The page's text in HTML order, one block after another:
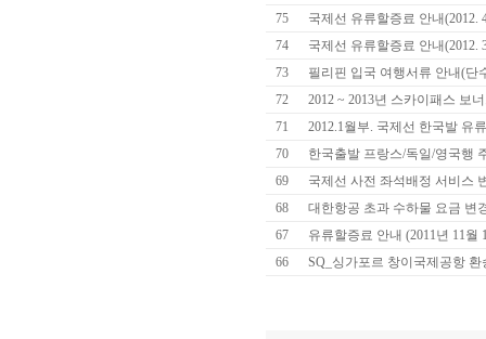
75
국제선 유류할증료 안내(2012.
74
국제선 유류할증료 안내(2012.
73
필리핀 입국 여행서류 안내(단
72
2012 ~ 2013년 스카이패스 보
71
2012.1월부. 국제선 한국발 유
70
한국출발 프랑스/독일/영국행
69
국제선 사전 좌석배정 서비스
68
대한항공 초과 수하물 요금 변
67
유류할증료 안내 (2011년 11월
66
SQ_싱가포르 창이국제공항 환